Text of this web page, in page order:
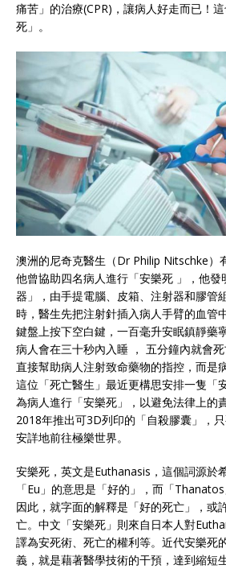
痛苦」的治療(CPR)，讓病人好走而已！
死」。
澳洲的尼奇克醫生（Dr Philip Nitschke）
他曾協助四名病人進行「安樂死 」，他發
器」，由手提電腦、皮箱、注射器和膠管
時，醫生先把注射針插入病人手臂的血管
鍵盤上按下空白鍵，一百毫升安眠鎮靜藥
病人會在三十秒內入睡 ， 五分鐘內就會
直接幫助病人注射致命藥物的指控，而是
這位「死亡醫生」最近更構思安排一隻「
為病人進行「安樂死」，以避免法律上的
2018年推出可3D列印的「自殺膠囊」，
安詳地前往極樂世界。
安樂死，英文是Euthanasis，這個詞源於
「Eu」的意思是「好的」，而「
因此，就字面的解釋是「好的死亡」，或
亡。中文「安樂死」則來自日本人對
譯為安死術、死亡的權利等。近代安樂死
義，就是藉著醫學技術的干預，達到縮短